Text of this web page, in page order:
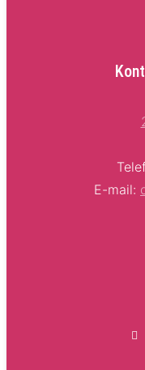
E-mail: